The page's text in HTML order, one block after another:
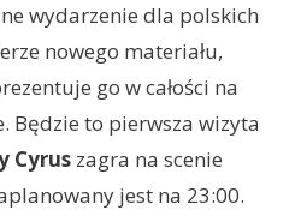
wydarzenie dla polskich
nowego materiału,
go w całości na
Będzie to pierwsza wizyta
Cyrus zagra na scenie
jest na 23:00.